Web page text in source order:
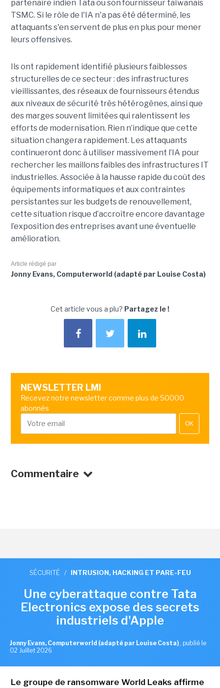
partenaire indien Tata ou son fournisseur taïwanais
TSMC. Si le rôle de l'IA n'a pas été déterminé, les
attaquants s'en servent de plus en plus pour mener
leurs offensives.
Ils ont rapidement identifié plusieurs faiblesses
structurelles de ce secteur : des infrastructures
vieillissantes, des réseaux de fournisseurs étendus
aux niveaux de sécurité très hétérogènes, ainsi que
des marges souvent limitées qui ralentissent les
efforts de modernisation. Rien n’indique que cette
situation changera rapidement. Les attaquants
continueront donc à utiliser massivement l’IA pour
rechercher les maillons faibles des infrastructures IT
industrielles. Associée à la hausse rapide du coût des
équipements informatiques et aux contraintes
persistantes sur les budgets de renouvellement,
cette situation risque d’accroître encore davantage
l’exposition des entreprises avant une éventuelle
amélioration.
Article rédigé par
Jonny Evans, Computerworld (adapté par Louise Costa)
Cet article vous a plu? Partagez le !
NEWSLETTER LMI
Recevez notre newsletter comme plus de 50000
abonnés
OK
Commentaire
SÉCURITÉ / INTRUSION, HACKING ET PARE-FEU
Une cyberattaque contre Tata
Electronics expose des secrets
industriels d'Apple
Jonny Evans, Computerworld (adapté par Louise Costa) , publié le
02 Juillet 2026
Le groupe de ransomware World Leaks affirme